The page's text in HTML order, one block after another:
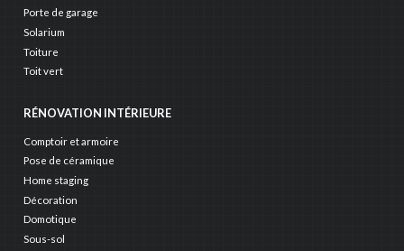
Porte de garage
Solarium
Toiture
Toit vert
RÉNOVATION INTÉRIEURE
Comptoir et armoire
Pose de céramique
Home staging
Décoration
Domotique
Sous-sol